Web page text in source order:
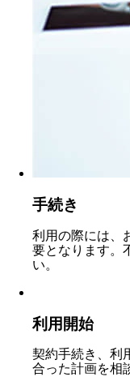
手続き
利用の際には、
要となります。
い。
利用開始
契約手続き、利
合った計画を相